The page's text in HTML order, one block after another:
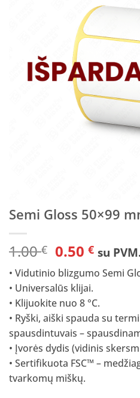
Semi Gloss 50×99
1.00€ Original
price
was:
1.00 €.
0.50€
price
is:
su
• Vidutinio blizgumo Semi
• Universalūs klijai.
• Klijuokite nuo 8 °C.
• Ryški, aiški spauda su
spausdintuvais –
• Įvorės dydis (vidinis
• Sertifikuota FSC™ –
tvarkomų miškų.